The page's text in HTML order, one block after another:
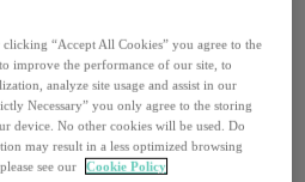
e che invece sta diventando
ambientale, cioè un giurista
e alle sue conoscenze, è in
le norme comunitarie,
al servizio di imprese, persone
che intendono operare
presenti in materia.
“Accept All Cookies” you agree to the
improve the performance of our site, to
analyze site usage and assist in our
Necessary” you only agree to the storing
device. No other cookies will be used. Do
may result in a less optimized browsing
see our
Cookie Policy